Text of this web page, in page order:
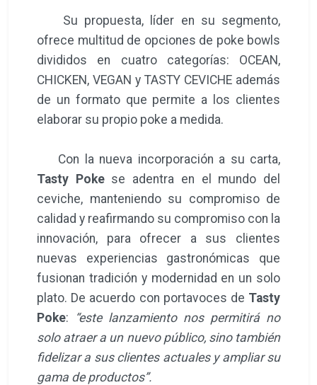
Su propuesta, líder en su segmento,
ofrece multitud de opciones de poke bowls
divididos en cuatro categorías: OCEAN,
CHICKEN, VEGAN y TASTY CEVICHE además
de un formato que permite a los clientes
elaborar su propio poke a medida.
Con la nueva incorporación a su carta,
Tasty Pokese adentra en el mundo del
ceviche, manteniendo su compromiso de
calidad y reafirmando su compromiso con la
innovación, para ofrecer a sus clientes
nuevas experiencias gastronómicas que
fusionan tradición y modernidad en un solo
plato. De acuerdo con portavoces de Tasty
Poke: “este lanzamiento nos permitirá no
solo atraer a un nuevo público, sino también
fidelizar a sus clientes actuales y ampliar su
gama de productos”.